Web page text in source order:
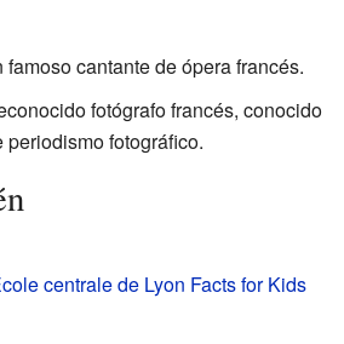
cantante de ópera francés.
fotógrafo francés, conocido
fotográfico.
centrale de Lyon Facts for Kids